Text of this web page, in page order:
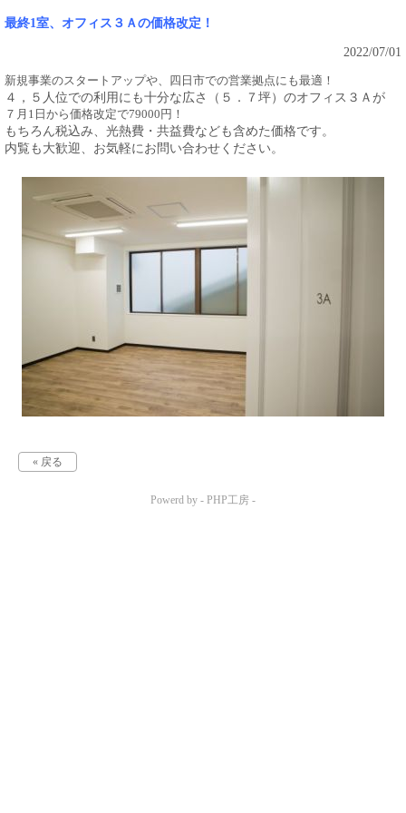
最終1室、オフィス３Ａの価格改定！
2022/07/01
新規事業のスタートアップや、四日市での営業拠点にも最適！
４，５人位での利用にも十分な広さ（５．７坪）のオフィス３Ａが
７月1日から価格改定で79000円！
もちろん税込み、光熱費・共益費なども含めた価格です。
内覧も大歓迎、お気軽にお問い合わせください。
« 戻る
Powerd by - PHP工房 -